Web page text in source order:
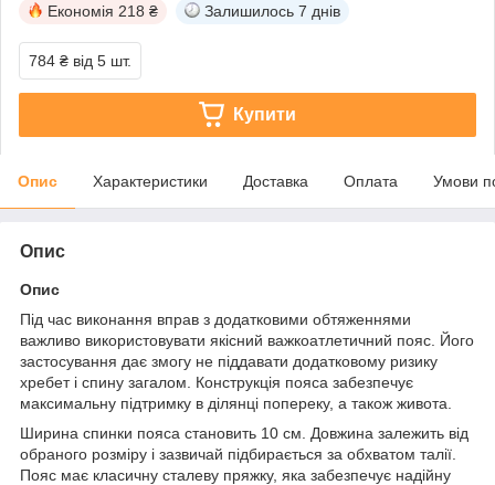
Економія 218 ₴ Залишилось 7 днів
784 ₴ від 5 шт.
Купити
Опис Характеристики Доставка Оплата Умови
Опис
Опис
Під час виконання вправ з додатковими обтяженнями
важливо використовувати якісний важкоатлетичний пояс. Його
застосування дає змогу не піддавати додатковому ризику
хребет і спину загалом. Конструкція пояса забезпечує
максимальну підтримку в ділянці попереку, а також живота.
Ширина спинки пояса становить 10 см. Довжина залежить від
обраного розміру і зазвичай підбирається за обхватом талії.
Пояс має класичну сталеву пряжку, яка забезпечує надійну